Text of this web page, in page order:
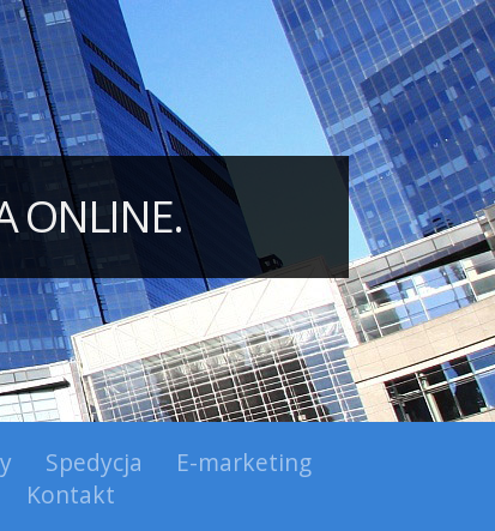
ONLINE.
Spedycja
E-marketing
Kontakt